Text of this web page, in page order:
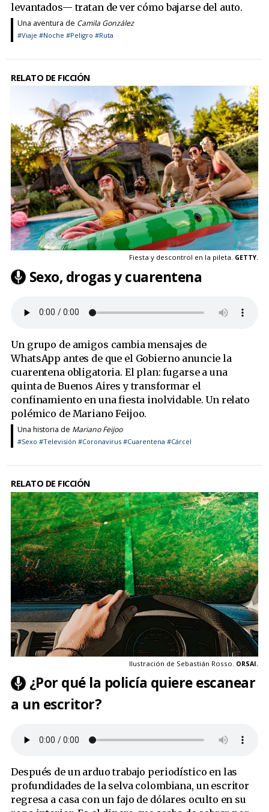
levantados— tratan de ver cómo bajarse del auto.
Una aventura de Camila González
#Viaje #Noche #Peligro #Ruta
RELATO DE FICCIÓN
Fiesta y descontrol en la pileta. GETTY.
Sexo, drogas y cuarentena
Un grupo de amigos cambia mensajes de
WhatsApp antes de que el Gobierno anuncie la
cuarentena obligatoria. El plan: fugarse a una
quinta de Buenos Aires y transformar el
confinamiento en una fiesta inolvidable. Un relato
polémico de Mariano Feijoo.
Una historia de Mariano Feijoo
#Sexo #Televisión #Coronavirus #Cuarentena #Cárcel
RELATO DE FICCIÓN
Ilustración de Sebastián Rosso. ORSAI.
¿Por qué la policía quiere escanear
a un escritor?
Después de un arduo trabajo periodístico en las
profundidades de la selva colombiana, un escritor
regresa a casa con un fajo de dólares oculto en su